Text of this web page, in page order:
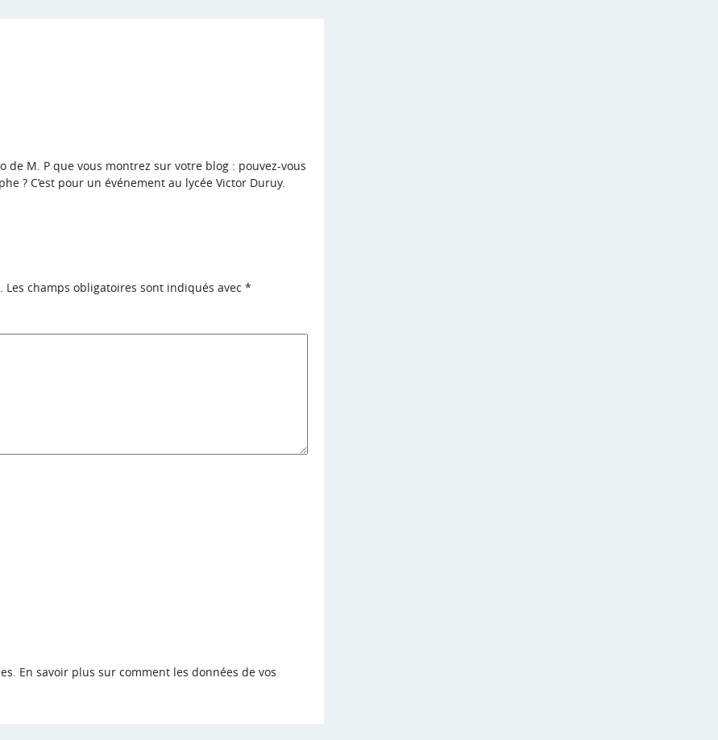
M. P que vous montrez sur votre blog : pouvez-vous
? C’est pour un événement au lycée Victor Duruy.
Les champs obligatoires sont indiqués avec *
En savoir plus sur comment les données de vos